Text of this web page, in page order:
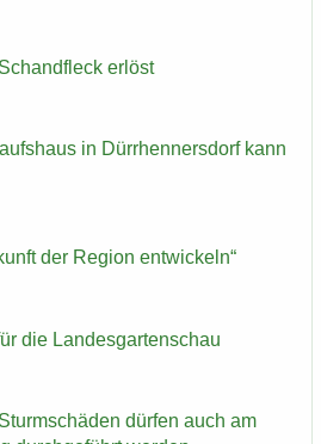
er­löst
in Dürr­hen­ners­dorf kann
der Re­gi­on ent­wi­ckeln“
die Lan­des­gar­ten­schau
dür­fen auch am